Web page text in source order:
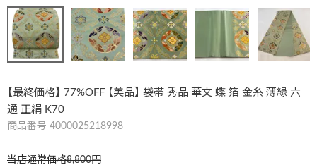
【最終価格】 77%OFF 【美品】 袋帯 秀品 華文 蝶 箔 金糸 薄緑 六
通 正絹 K70
商品番号 4000025218998
当店通常価格8,800